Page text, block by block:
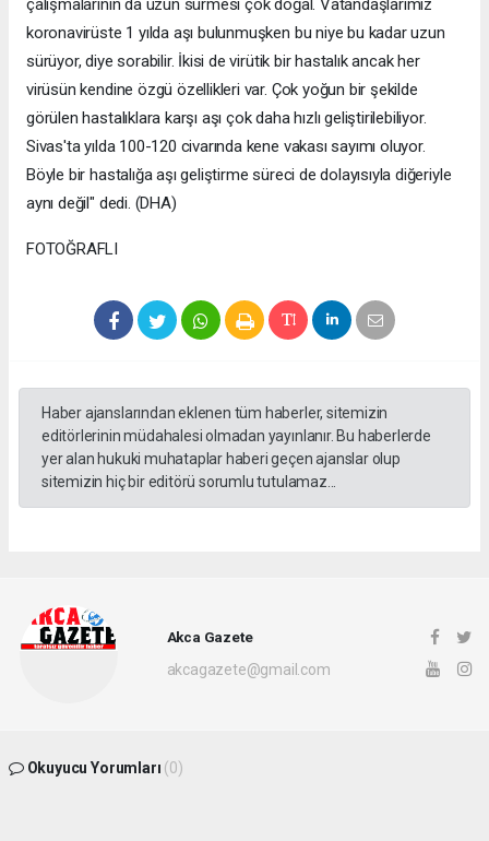
çalışmalarının da uzun sürmesi çok doğal. Vatandaşlarımız
koronavirüste 1 yılda aşı bulunmuşken bu niye bu kadar uzun
sürüyor, diye sorabilir. İkisi de virütik bir hastalık ancak her
virüsün kendine özgü özellikleri var. Çok yoğun bir şekilde
görülen hastalıklara karşı aşı çok daha hızlı geliştirilebiliyor.
Sivas'ta yılda 100-120 civarında kene vakası sayımı oluyor.
Böyle bir hastalığa aşı geliştirme süreci de dolayısıyla diğeriyle
aynı değil" dedi. (DHA)
FOTOĞRAFLI
Haber ajanslarından eklenen tüm haberler, sitemizin
editörlerinin müdahalesi olmadan yayınlanır. Bu haberlerde
yer alan hukuki muhataplar haberi geçen ajanslar olup
sitemizin hiç bir editörü sorumlu tutulamaz...
Akca Gazete
akcagazete@gmail.com
Okuyucu Yorumları (0)